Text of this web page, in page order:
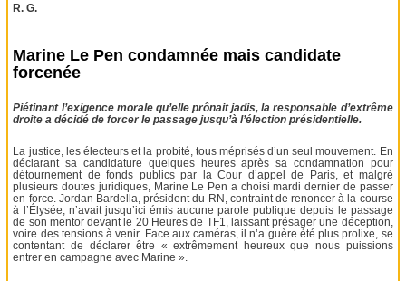
R. G.
Marine Le Pen condamnée mais candidate
forcenée
Piétinant l’exigence morale qu’elle prônait jadis, la responsable d’extrême
droite a décidé de forcer le passage jusqu’à l’élection présidentielle.
La justice, les électeurs et la probité, tous méprisés d’un seul mouvement. En
déclarant sa candidature quelques heures après sa condamnation pour
détournement de fonds publics par la Cour d’appel de Paris, et malgré
plusieurs doutes juridiques, Marine Le Pen a choisi mardi dernier de passer
en force. Jordan Bardella, président du RN, contraint de renoncer à la course
à l’Élysée, n’avait jusqu’ici émis aucune parole publique depuis le passage
de son mentor devant le 20 Heures de TF1, laissant présager une déception,
voire des tensions à venir. Face aux caméras, il n’a guère été plus prolixe, se
contentant de déclarer être « extrêmement heureux que nous puissions
entrer en campagne avec Marine ».